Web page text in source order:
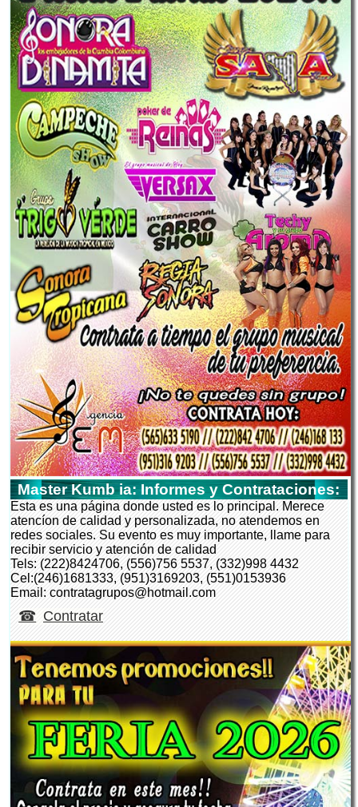
Master Kumb ia: Informes y Contrataciones:
Esta es una página donde usted es lo principal. Merece
atencíon de calidad y personalizada, no atendemos en
redes sociales. Su evento es muy importante, llame para
recibir servicio y atención de calidad
Tels: (222)8424706, (556)756 5537, (332)998 4432
Cel:(246)1681333, (951)3169203, (551)0153936
Email: contratagrupos@hotmail.com
Contratar